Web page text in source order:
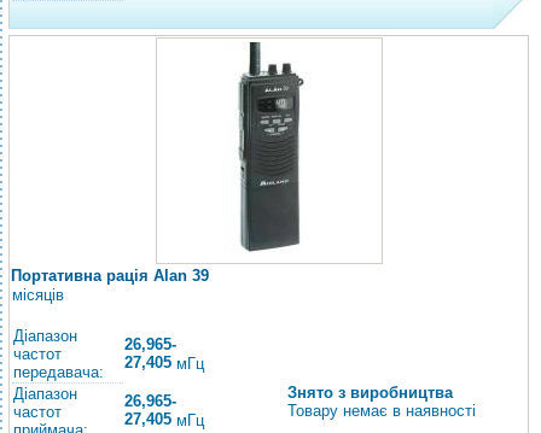
Портативна рація Alan 39
місяців
Діапазон
частот
передавача:
26,965-
27,405 мГц
Діапазон
частот
26,965-
27,405 мГц
Знято з виробництва
Товару немає в наявності